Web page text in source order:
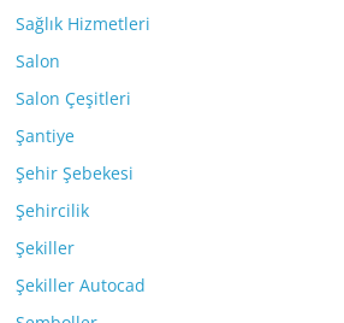
Sağlık Hizmetleri
Salon
Salon Çeşitleri
Şantiye
Şehir Şebekesi
Şehircilik
Şekiller
Şekiller Autocad